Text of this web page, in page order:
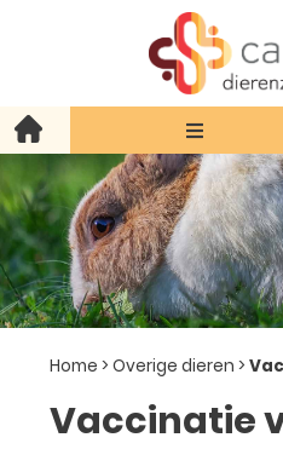
Home > Overige dieren >
Vaccinatie